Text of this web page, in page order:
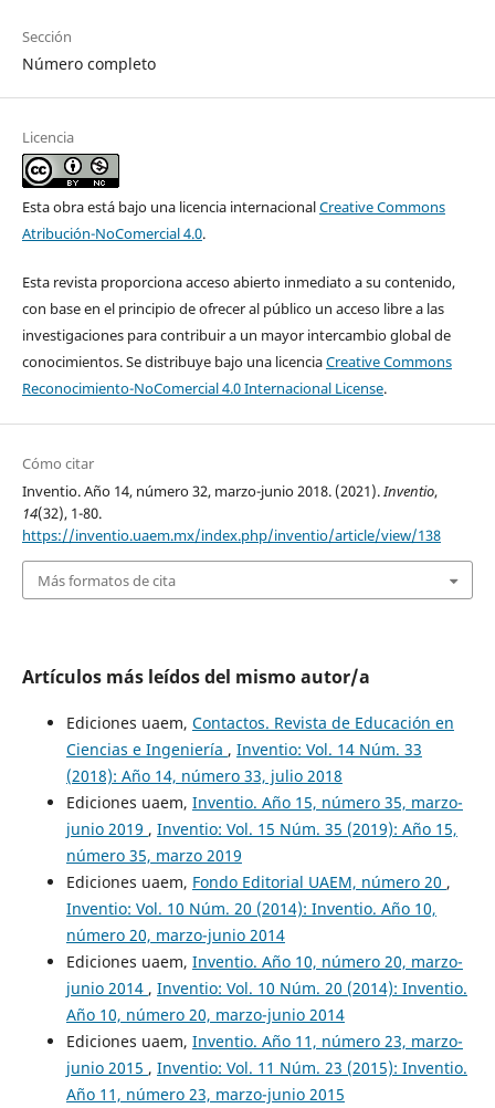
Sección
Número completo
Licencia
Esta obra está bajo una licencia internacionalCreative Commons
Atribución-NoComercial 4.0.
Esta revista proporciona acceso abierto inmediato a su contenido,
con base en el principio de ofrecer al público un acceso libre a las
investigaciones para contribuir a un mayor intercambio global de
conocimientos. Se distribuye bajo una licenciaCreative Commons
Reconocimiento-NoComercial 4.0 Internacional License.
Cómo citar
Inventio. Año 14, número 32, marzo-junio 2018. (2021).Inventio,
14(32), 1-80.
https://inventio.uaem.mx/index.php/inventio/article/view/138
Más formatos de cita
Artículos más leídos del mismo autor/a
Ediciones uaem, Contactos. Revista de Educación en
Ciencias e Ingeniería , Inventio: Vol. 14 Núm. 33
(2018): Año 14, número 33, julio 2018
Ediciones uaem, Inventio. Año 15, número 35, marzo-
junio 2019 , Inventio: Vol. 15 Núm. 35 (2019): Año 15,
número 35, marzo 2019
Ediciones uaem, Fondo Editorial UAEM, número 20 ,
Inventio: Vol. 10 Núm. 20 (2014): Inventio. Año 10,
número 20, marzo-junio 2014
Ediciones uaem, Inventio. Año 10, número 20, marzo-
junio 2014 , Inventio: Vol. 10 Núm. 20 (2014): Inventio.
Año 10, número 20, marzo-junio 2014
Ediciones uaem, Inventio. Año 11, número 23, marzo-
junio 2015 , Inventio: Vol. 11 Núm. 23 (2015): Inventio.
Año 11, número 23, marzo-junio 2015